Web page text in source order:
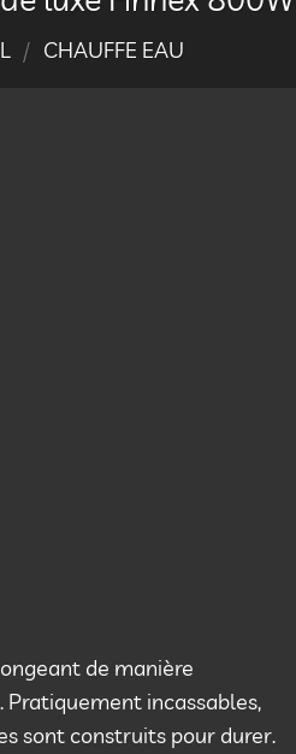
/ CHAUFFE EAU
de manière
Pratiquement incassables,
sont construits pour durer.